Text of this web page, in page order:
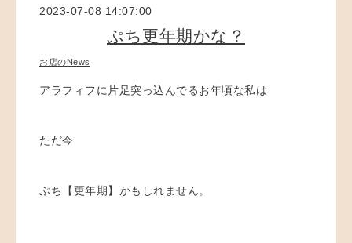
2023-07-08 14:07:00
ぷち更年期かな？
お店のNews
アラフィフに片足突っ込んでるお年頃な私は
ただ今
ぷち【更年期】かもしれません。